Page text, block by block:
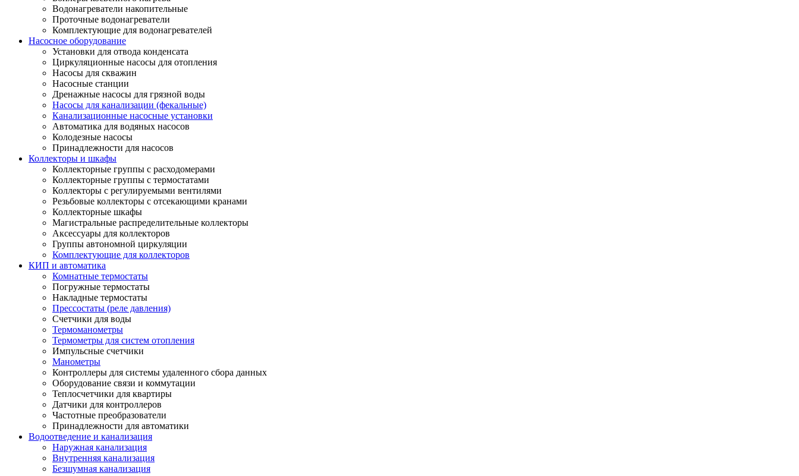
Водонагреватели накопительные
Проточные водонагреватели
Комплектующие для водонагревателей
Насосное оборудование
Установки для отвода конденсата
Циркуляционные насосы для отопления
Насосы для скважин
Насосные станции
Дренажные насосы для грязной воды
Насосы для канализации (фекальные)
Канализационные насосные установки
Автоматика для водяных насосов
Колодезные насосы
Принадлежности для насосов
Коллекторы и шкафы
Коллекторные группы с расходомерами
Коллекторные группы с термостатами
Коллекторы с регулируемыми вентилями
Резьбовые коллекторы с отсекающими кранами
Коллекторные шкафы
Магистральные распределительные коллекторы
Аксессуары для коллекторов
Группы автономной циркуляции
Комплектующие для коллекторов
КИП и автоматика
Комнатные термостаты
Погружные термостаты
Накладные термостаты
Прессостаты (реле давления)
Счетчики для воды
Термоманометры
Термометры для систем отопления
Импульсные счетчики
Манометры
Контроллеры для системы удаленного сбора данных
Оборудование связи и коммутации
Теплосчетчики для квартиры
Датчики для контроллеров
Частотные преобразователи
Принадлежности для автоматики
Водоотведение и канализация
Наружная канализация
Внутренняя канализация
Безшумная канализация